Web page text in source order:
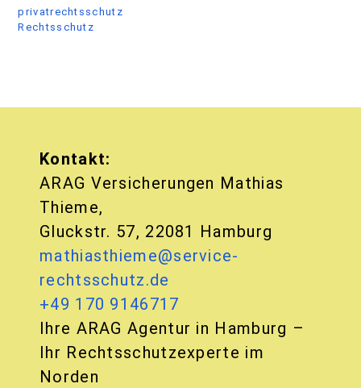
privatrechtsschutz
Rechtsschutz
Kontakt:
ARAG Versicherungen Mathias
Thieme,
Gluckstr. 57, 22081 Hamburg
mathiasthieme@service-
rechtsschutz.de
+49 170 9146717
Ihre ARAG Agentur in Hamburg –
Ihr Rechtsschutzexperte im
Norden